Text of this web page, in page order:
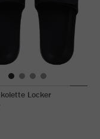
Locker